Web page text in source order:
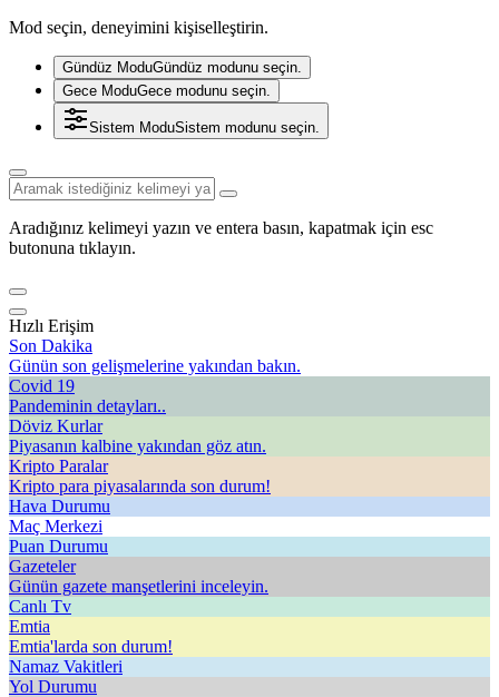
Mod seçin, deneyimini kişiselleştirin.
Gündüz ModuGündüz modunu seçin.
Gece ModuGece modunu seçin.
Sistem ModuSistem modunu seçin.
Aradığınız kelimeyi yazın ve entera basın, kapatmak için esc
butonuna tıklayın.
Hızlı Erişim
Son Dakika
Günün son gelişmelerine yakından bakın.
Covid 19
Pandeminin detayları..
Döviz Kurlar
Piyasanın kalbine yakından göz atın.
Kripto Paralar
Kripto para piyasalarında son durum!
Hava Durumu
Maç Merkezi
Puan Durumu
Gazeteler
Günün gazete manşetlerini inceleyin.
Canlı Tv
Emtia
Emtia'larda son durum!
Namaz Vakitleri
Yol Durumu